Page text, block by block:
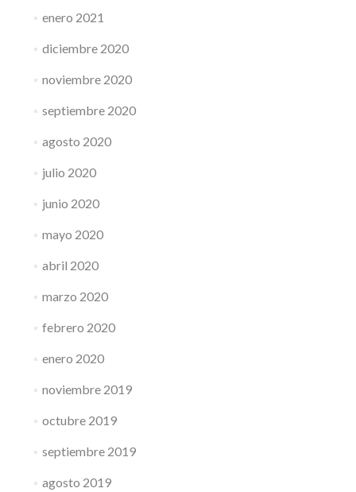
enero 2021
diciembre 2020
noviembre 2020
septiembre 2020
agosto 2020
julio 2020
junio 2020
mayo 2020
abril 2020
marzo 2020
febrero 2020
enero 2020
noviembre 2019
octubre 2019
septiembre 2019
agosto 2019